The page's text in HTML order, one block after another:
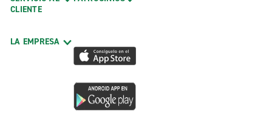
CLIENTE
LA EMPRESA